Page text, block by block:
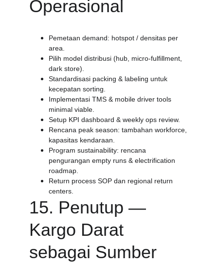
Operasional
Pemetaan demand: hotspot / densitas per
area.
Pilih model distribusi (hub, micro-fulfillment,
dark store).
Standardisasi packing & labeling untuk
kecepatan sorting.
Implementasi TMS & mobile driver tools
minimal viable.
Setup KPI dashboard & weekly ops review.
Rencana peak season: tambahan workforce,
kapasitas kendaraan.
Program sustainability: rencana
pengurangan empty runs & electrification
roadmap.
Return process SOP dan regional return
centers.
15. Penutup —
Kargo Darat
sebagai Sumber